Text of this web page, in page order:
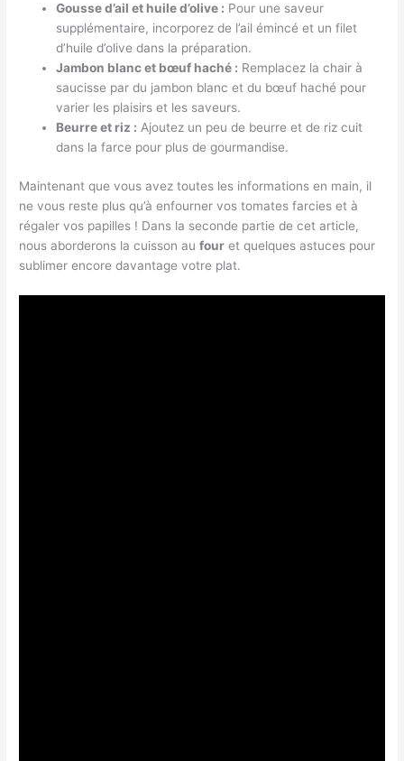
Gousse d’ail et huile d’olive : Pour une saveur
supplémentaire, incorporez de l’ail émincé et un filet
d’huile d’olive dans la préparation.
Jambon blanc et bœuf haché : Remplacez la chair à
saucisse par du jambon blanc et du bœuf haché pour
varier les plaisirs et les saveurs.
Beurre et riz : Ajoutez un peu de beurre et de riz cuit
dans la farce pour plus de gourmandise.
Maintenant que vous avez toutes les informations en main, il
ne vous reste plus qu’à enfourner vos tomates farcies et à
régaler vos papilles ! Dans la seconde partie de cet article,
nous aborderons la cuisson aufour et quelques astuces pour
sublimer encore davantage votre plat.